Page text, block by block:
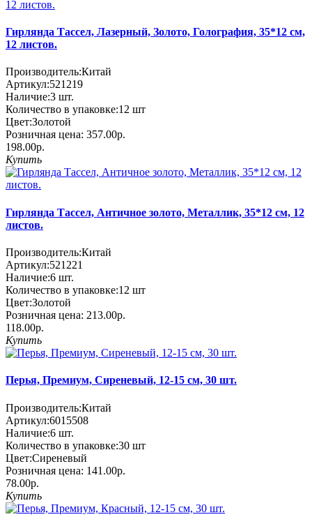
Гирлянда Тассел, Лазерный, Золото, Голография, 35*12 см,
12 листов.
Производитель:Китай
Артикул:521219
Наличие:3 шт.
Количество в упаковке:12 шт
Цвет:Золотой
Розничная цена: 357.00р.
198.00р.
Купить
Гирлянда Тассел, Античное золото, Металлик, 35*12 см, 12
листов.
Производитель:Китай
Артикул:521221
Наличие:6 шт.
Количество в упаковке:12 шт
Цвет:Золотой
Розничная цена: 213.00р.
118.00р.
Купить
Перья, Премиум, Сиреневый, 12-15 см, 30 шт.
Производитель:Китай
Артикул:6015508
Наличие:6 шт.
Количество в упаковке:30 шт
Цвет:Сиреневый
Розничная цена: 141.00р.
78.00р.
Купить